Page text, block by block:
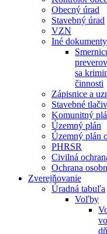
Obecný úrad
Stavebný úrad
VZN
Iné dokumenty
sa
činnosti
Zápisnice a
Stavebné
Komunitný
Územný plán
Územný plán
PHRSR
Civilná
Ochrana
Zverejňovanie
Úradná tabuľa
Voľby